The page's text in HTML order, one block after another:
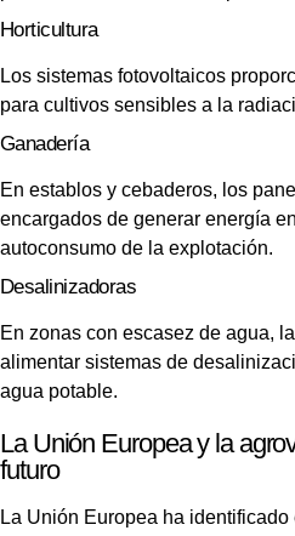
Horticultura
Los sistemas fotovoltaicos
para cultivos sensibles a la
Ganadería
En establos y cebaderos, los
encargados de generar energía
autoconsumo de la explotación.
Desalinizadoras
En zonas con escasez de agua,
alimentar sistemas de
agua potable.
La Unión Europea y la
futuro
La Unión Europea ha